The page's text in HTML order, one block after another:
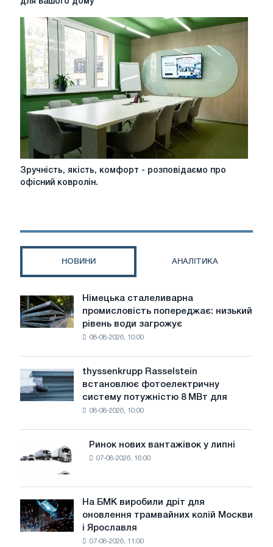
стилі:
Мистецтво
освітлення
для
вашого
дому
Зручність,
якість,
про
Зручність, якість, комфорт - розповідаємо про
офісний ковролін.
НОВИНИ АНАЛІТИКА
Німецька
сталеливарна
промисловість
води
загрожує
безпеці
Німецька сталеливарна
промисловість попереджає: низький
рівень води загрожує
08-08-2026, 10:00
thyssenkrupp
Rasselstein
встановлює
фотоелектричну
досягнення
цілей
декарбонізації
thyssenkrupp Rasselstein
встановлює фотоелектричну
систему потужністю 8 МВт для
08-08-2026, 10:00
Ринок
нових
вантажівок
у
липні
Ринок нових вантажівок у липні
07-08-2026, 16:00
На
БМК
виробили
На БМК виробили дріт для
оновлення трамвайних колій Москви
і Ярославля
07-08-2026, 11:00